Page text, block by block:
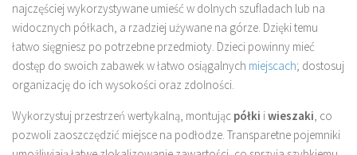
najczęściej wykorzystywane umieść w dolnych szufladach lub na
widocznych półkach, a rzadziej używane na górze. Dzięki temu
łatwo sięgniesz po potrzebne przedmioty. Dzieci powinny mieć
dostęp do swoich zabawek w łatwo osiągalnych miejscach; dostosuj
organizację do ich wysokości oraz zdolności.
Wykorzystuj przestrzeń wertykalną, montując półki iwieszaki, co
pozwoli zaoszczędzić miejsce na podłodze. Transparetne pojemniki